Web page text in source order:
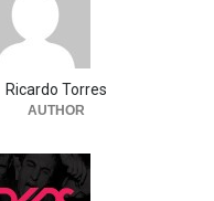
Ricardo Torres
AUTHOR